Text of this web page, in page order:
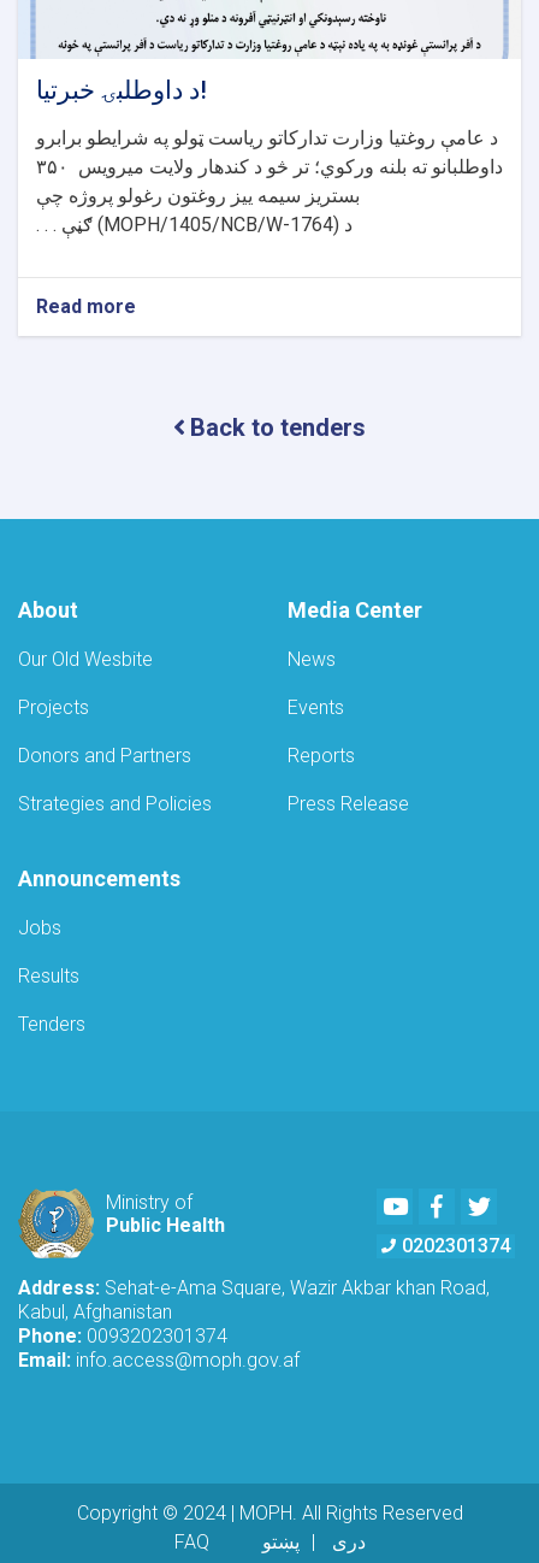
د داوطلبۍ خبرتیا!
د عامې روغتیا وزارت تدارکاتو ریاست ټولو په شرایطو برابرو
داوطلبانو ته بلنه ورکوي؛ تر څو د کندهار ولایت میرویس
۳۵۰
بستریز سیمه ییز روغتون رغولو پروژه چې
د (MOPH/1405/NCB/W-1764) ګڼې . . .
Read more
د
Back to tenders
About
Our Old Wesbite
Projects
Donors and Partners
Strategies and Policies
Media Center
News
Events
Reports
Press Release
Announcements
Jobs
Results
Tenders
Ministry of
Public Health
YoutubeFacebook
0202301374
Address: Sehat-e-Ama Square, Wazir Akbar khan Road,
Kabul, Afghanistan
Phone: 0093202301374
Email: info.access@moph.gov.af
Copyright © 2024 | MOPH. All Rights Reserved
Footer menu
FAQ پښتو دری